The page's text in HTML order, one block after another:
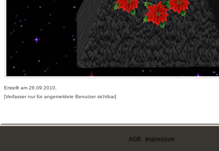
Erstellt am 26.09.2010,
[Verfasser nur für angemeldete Benutzer sichtbar]
AGB Impressum